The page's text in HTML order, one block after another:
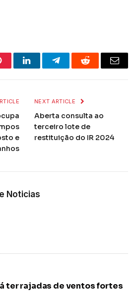
LinkedInTelegramReddit Email
e
NEXT ARTICLE
Aberta consulta ao
terceiro lote de
restituição do IR 2024
Noticias
ter rajadas de ventos fortes